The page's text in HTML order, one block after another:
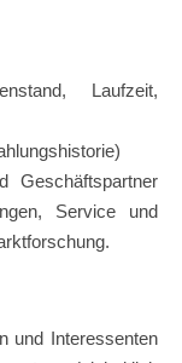
Laufzeit,
Geschäftspartner
Service und
und Interessenten